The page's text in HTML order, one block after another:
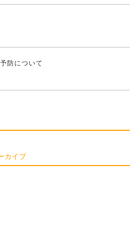
防について
カイブ